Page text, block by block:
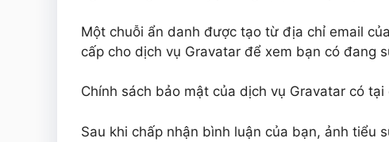
Một chuỗi ẩn danh được tạo từ địa chỉ email
cấp cho dịch vụ Gravatar để xem bạn có đang
Chính sách bảo mật của dịch vụ Gravatar có
Sau khi chấp nhận bình luận của bạn, ảnh tiểu